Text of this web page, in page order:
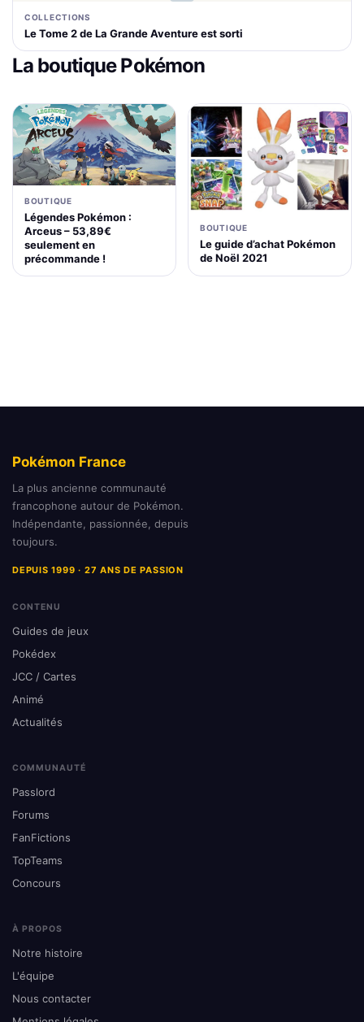
COLLECTIONS
Le Tome 2 de La Grande Aventure est sorti
La boutique Pokémon
BOUTIQUE
Légendes Pokémon :
Arceus – 53,89€
seulement en
précommande !
BOUTIQUE
Le guide d’achat Pokémon
de Noël 2021
Pokémon France
La plus ancienne communauté
francophone autour de Pokémon.
Indépendante, passionnée, depuis
toujours.
DEPUIS 1999 · 27 ANS DE PASSION
CONTENU
Guides de jeux
Pokédex
JCC / Cartes
Animé
Actualités
COMMUNAUTÉ
Passlord
Forums
FanFictions
TopTeams
Concours
À PROPOS
Notre histoire
L'équipe
Nous contacter